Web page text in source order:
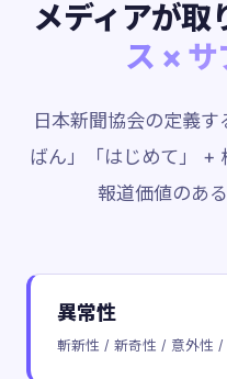
メディアが取
ス × サ
日本新聞協会の定義
ばん」「はじめて」 +
報道価値のあ
異常性
斬新性 / 新奇性 / 意外性 /